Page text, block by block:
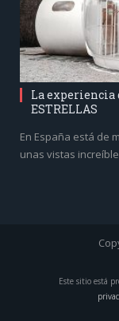
La experiencia
ESTRELLAS
En España está de
unas vistas
Este sitio está